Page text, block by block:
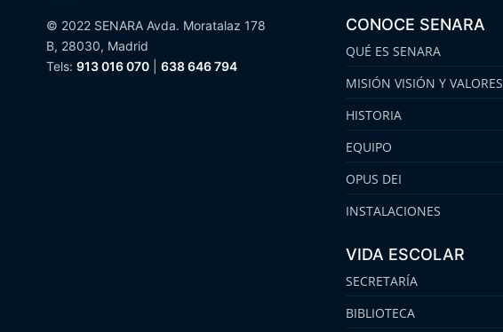
© 2022 SENARA Avda. Moratalaz 178
B, 28030, Madrid
Tels: 913 016 070 638 646 794
CONOCE SENARA
QUÉ ES SENARA
MISIÓN VISIÓN Y VALORES
HISTORIA
EQUIPO
OPUS DEI
INSTALACIONES
VIDA ESCOLAR
SECRETARÍA
BIBLIOTECA